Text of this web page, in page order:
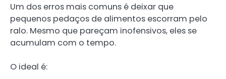
Um dos erros mais comuns é deixar que
pequenos pedaços de alimentos escorram pelo
ralo. Mesmo que pareçam inofensivos, eles se
acumulam com o tempo.
O ideal é: